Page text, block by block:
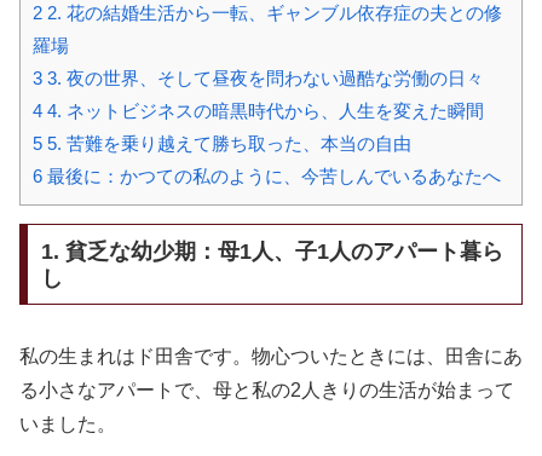
2 2. 花の結婚生活から一転、ギャンブル依存症の夫との修
羅場
3 3. 夜の世界、そして昼夜を問わない過酷な労働の日々
4 4. ネットビジネスの暗黒時代から、人生を変えた瞬間
5 5. 苦難を乗り越えて勝ち取った、本当の自由
6 最後に：かつての私のように、今苦しんでいるあなたへ
1. 貧乏な幼少期：母1人、子1人のアパート暮ら
し
私の生まれはド田舎です。物心ついたときには、田舎にあ
る小さなアパートで、母と私の2人きりの生活が始まって
いました。